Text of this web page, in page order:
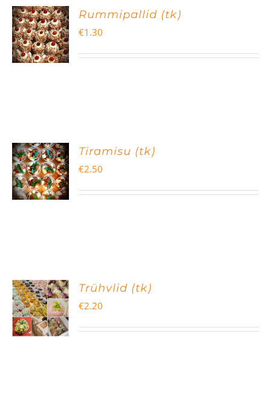
Rummipallid (tk)
€1.30
Tiramisu (tk)
€2.50
Trühvlid (tk)
€2.20